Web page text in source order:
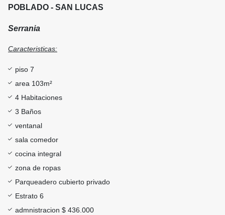
POBLADO - SAN LUCAS
Serrania
Caracteristicas:
piso 7
area 103m²
4 Habitaciones
3 Baños
ventanal
sala comedor
cocina integral
zona de ropas
Parqueadero cubierto privado
Estrato 6
admnistracion $ 436.000